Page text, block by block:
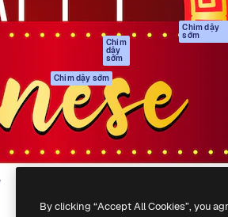
Nội dung kho
MCP dành cho
Chim
dậy
sớm
Agents Chim dậy sớm
Giao diện lập trình
ứng dụng (API)
Ứng dụng di động
Tất cả các công cụ
Magnific
Bản
gốc
Chim dậy
sớm
Trung tâm tin cậy
Đối tác liên kết
Công ty
By clicking “Accept All Cookies”, you